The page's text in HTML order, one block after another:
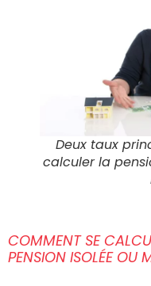
Deux taux
calculer la
COMMENT SE
PENSION ISOLÉE OU